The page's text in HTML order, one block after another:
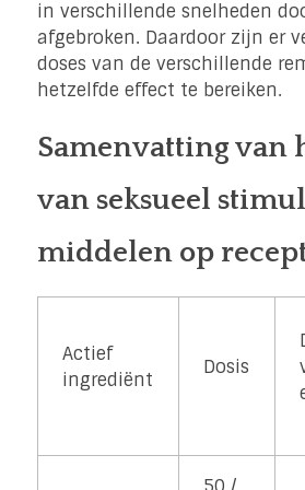
in verschillende snelheden
afgebroken. Daardoor zijn er
doses van de verschillende
hetzelfde effect te bereiken.
Samenvatting van
van seksueel
middelen op
Actief
ingrediënt
Dosis